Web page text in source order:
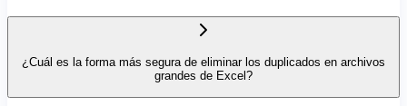
¿Cuál es la forma más segura de eliminar los duplicados en archivos
grandes de Excel?